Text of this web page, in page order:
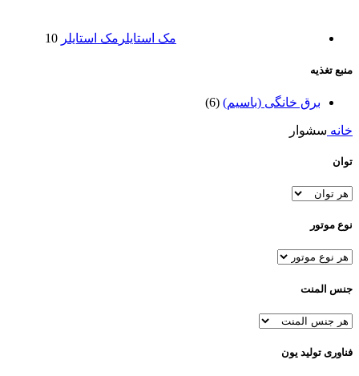
مک استایلر مک استایلر 10
منبع تغذیه
برق خانگی (باسیم) (6)
خانه سشوار
توان
نوع موتور
جنس المنت
فناوری تولید یون